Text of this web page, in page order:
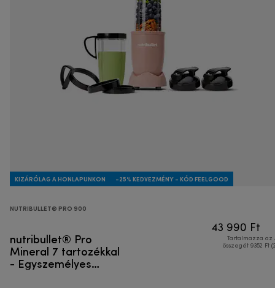
KIZÁRÓLAG A HONLAPUNKON -25% KEDVEZMÉNY - KÓD FEELGOOD
NUTRIBULLET® PRO 900
nutribullet® Pro
Mineral 7 tartozékkal
- Egyszemélyes
43 990 Ft
Tartalmazza az
összegét 9352 Ft